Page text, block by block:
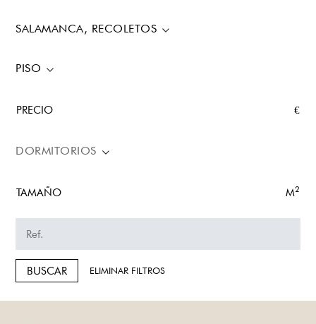
SALAMANCA, RECOLETOS
PISO
PRECIO €
DORMITORIOS
TAMAÑO M2
BUSCAR ELIMINAR FILTROS